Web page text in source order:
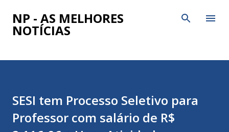
Pular para o conteúdo principal
NP - AS MELHORES
NOTÍCIAS
SESI tem Processo Seletivo para
Professor com salário de R$